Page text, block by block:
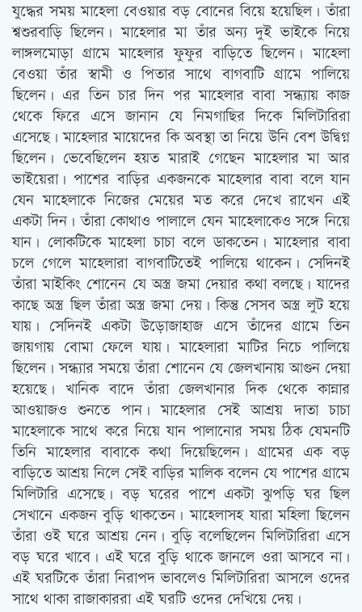
যুদ্ধের সময় মাহেলা বেওয়ার বড় বোনের বিয়ে হয়েছিল। তাঁরা
শ্বশুরবাড়ি ছিলেন। মাহেলার মা তাঁর অন্য দুই ভাইকে নিয়ে
লাঙ্গলমোড়া গ্রামে মাহেলার ফুফুর বাড়িতে ছিলেন। মাহেলা
বেওয়া তাঁর স্বামী ও পিতার সাথে বাগবাটি গ্রামে পালিয়ে
ছিলেন। এর তিন চার দিন পর মাহেলার বাবা সন্ধ্যায় কাজ
থেকে ফিরে এসে জানান যে নিমগাছির দিকে মিলিটারিরা
এসেছে। মাহেলার মায়েদের কি অবস্থা তা নিয়ে উনি বেশ উদ্বিগ্ন
ছিলেন। ভেবেছিলেন হয়ত মারাই গেছেন মাহেলার মা আর
ভাইয়েরা। পাশের বাড়ির একজনকে মাহেলার বাবা বলে যান
যেন মাহেলাকে নিজের মেয়ের মত করে দেখে রাখেন এই
একটা দিন। তাঁরা কোথাও পালালে যেন মাহেলাকেও সঙ্গে নিয়ে
যান। লোকটিকে মাহেলা চাচা বলে ডাকতেন। মাহেলার বাবা
চলে গেলে মাহেলারা বাগবাটিতেই পালিয়ে থাকেন। সেদিনই
তাঁরা মাইকিং শোনেন যে অস্ত্র জমা দেয়ার কথা বলছে। যাদের
কাছে অস্ত্র ছিল তাঁরা অস্ত্র জমা দেয়। কিন্তু সেসব অস্ত্র লুট হয়ে
যায়। সেদিনই একটা উড়োজাহাজ এসে তাঁদের গ্রামে তিন
জায়গায় বোমা ফেলে যায়। মাহেলারা মাটির নিচে পালিয়ে
ছিলেন। সন্ধ্যার সময়ে তাঁরা শোনেন যে জেলখানায় আগুন দেয়া
হয়েছে। খানিক বাদে তাঁরা জেলখানার দিক থেকে কান্নার
আওয়াজও শুনতে পান। মাহেলার সেই আশ্রয় দাতা চাচা
মাহেলাকে সাথে করে নিয়ে যান পালানোর সময় ঠিক যেমনটি
তিনি মাহেলার বাবাকে কথা দিয়েছিলেন। গ্রামের এক বড়
বাড়িতে আশ্রয় নিলে সেই বাড়ির মালিক বলেন যে পাশের গ্রামে
মিলিটারি এসেছে। বড় ঘরের পাশে একটা ঝুপড়ি ঘর ছিল
সেখানে একজন বুড়ি থাকতেন। মাহেলাসহ যারা মহিলা ছিলেন
তাঁরা ওই ঘরে আশ্রয় নেন। বুড়ি বলেছিলেন মিলিটারিরা এসে
বড় ঘরে খাবে। এই ঘরে বুড়ি থাকে জানলে ওরা আসবে না।
এই ঘরটিকে তাঁরা নিরাপদ ভাবলেও মিলিটারিরা আসলে ওদের
সাথে থাকা রাজাকাররা এই ঘরটি ওদের দেখিয়ে দেয়।